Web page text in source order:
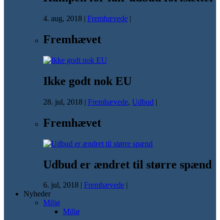
4. aug, 2018 | Fremhævede |
Fremhævet
Ikke godt nok EU
28. jul, 2018 | Fremhævede, Udbud |
Fremhævet
Udbud er ændret til større spænd
6. jul, 2018 | Fremhævede |
Nyheder
Miljø
Miljø